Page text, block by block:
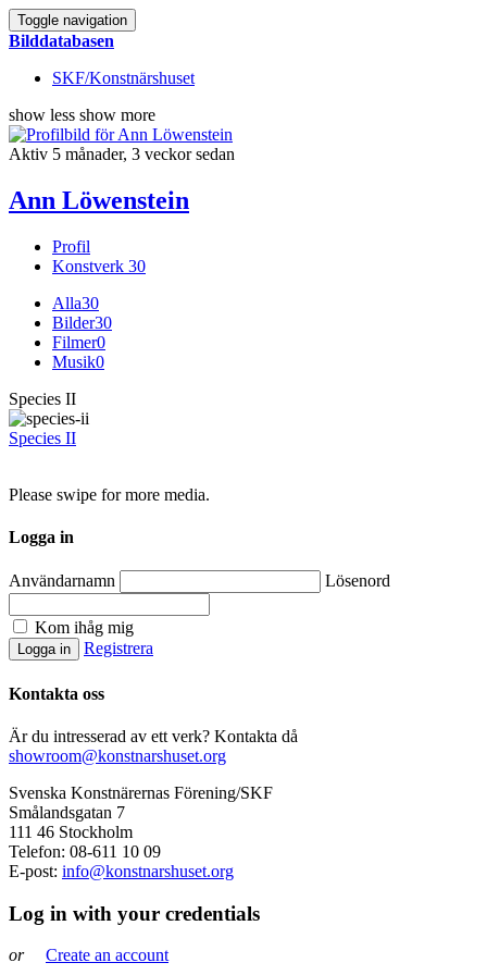
Toggle navigation
Bilddatabasen
SKF/Konstnärshuset
show less show more
Aktiv 5 månader, 3 veckor sedan
Ann Löwenstein
Profil
Konstverk 30
Alla30
Bilder30
Filmer0
Musik0
Species II
Species II
Please swipe for more media.
Logga in
Användarnamn Lösenord
Kom ihåg mig
Registrera
Kontakta oss
Är du intresserad av ett verk? Kontakta då
showroom@konstnarshuset.org
Svenska Konstnärernas Förening/SKF
Smålandsgatan 7
111 46 Stockholm
Telefon: 08-611 10 09
E-post: info@konstnarshuset.org
Log in with your credentials
or Create an account